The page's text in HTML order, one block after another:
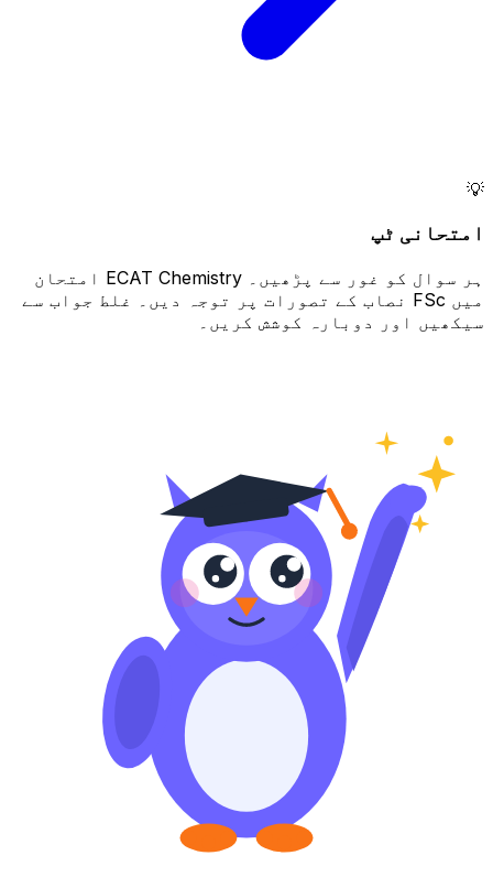
💡
امتحانی ٹپ
ہر سوال کو غور سے پڑھیں۔ ECAT Chemistry امتحان
میں FSc نصاب کے تصورات پر توجہ دیں۔ غلط جواب سے
سیکھیں اور دوبارہ کوشش کریں۔